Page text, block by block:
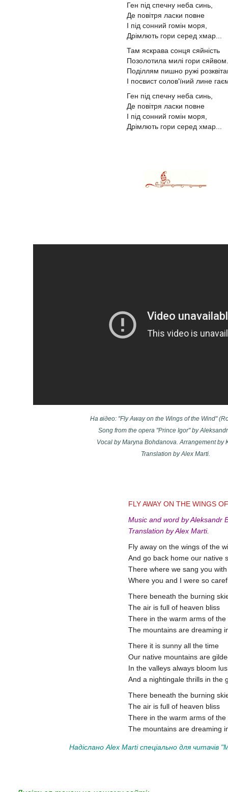
Ген під спечну неба синь,
Де повітря ласки повне
І під сонний гомін моря,
Дрімлють гори серед хмар...
Там яскрава сонця сяйність
Позолотила милі гори сяйвом.
Поділлям пишно ружі
І посвист солов'їний лине
Ген під спечну неба синь,
Де повітря ласки повне
І під сонний гомін моря,
Дрімлють гори серед хмар...
На відео: "Fly Away on the Wings of the Wind"
Song from the opera "Prince Igor" by
Vocal by Maryna Bohdanova. Arrangement by
Translation by Alex Marti.
FLY AWAY ON THE WINGS
Music and word by Aleksandr
Translation by Alex Marti.
Fly away on the wings of the
And go back home our native
There where we sang you
Where you and I were so
There beneath the burning
The air is full of heaven bliss
There in the warm arms of the
The mountains are dreaming
There it is sunny all the time
Our native mountains are
In the valleys always bloom
And a nightingale thrills in the
There beneath the burning
The air is full of heaven bliss
There in the warm arms of the
The mountains are dreaming
Надіслано Alex Marti спеціально для читачів